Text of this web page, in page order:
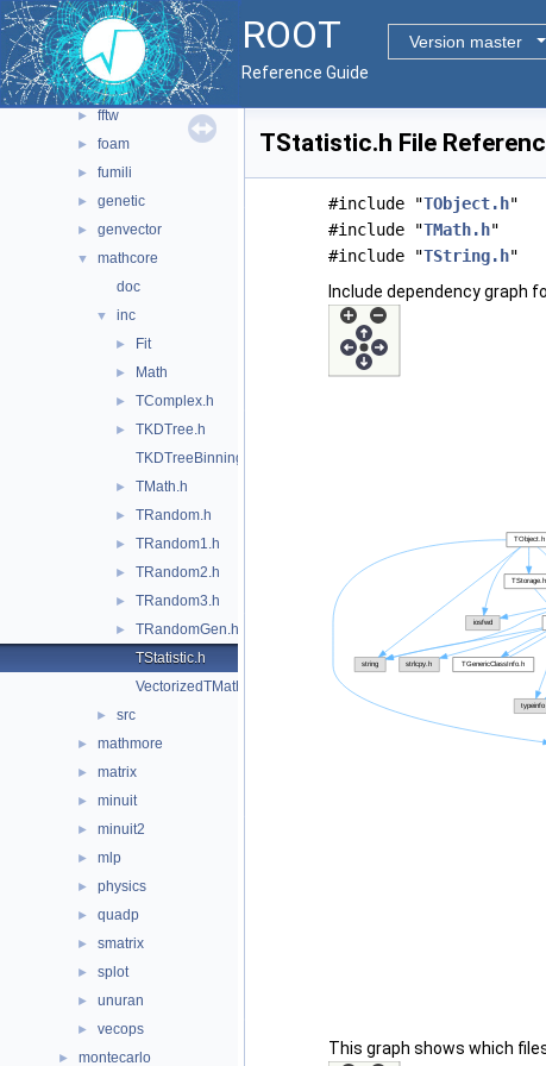
ROOT
Version master
Reference Guide
▼ math
doc
► experimental
► fftw
► foam
► fumili
► genetic
► genvector
▼
mathcore
doc
▼ inc
► Fit
► Math
► TComplex.h
►
TKDTree.h
TKDTreeBinning.h
► TMath.h
► TRandom.h
► TRandom1.h
► TRandom2.h
► TRandom3.h
►
TRandomGen.h
TStatistic.h
VectorizedTMath.h
► src
► mathmore
► matrix
► minuit
► minuit2
► mlp
► physics
► quadp
► smatrix
► splot
► unuran
► vecops
► montecarlo
TStatistic.h File
#include "TObject.h"
#include "TMath.h"
#include "TString.h"
Include dependency graph
This graph shows which